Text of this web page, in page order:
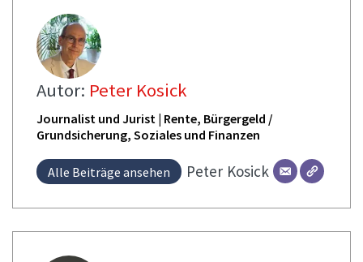
Autor: Peter Kosick
Journalist und Jurist | Rente, Bürgergeld /
Grundsicherung, Soziales und Finanzen
Alle Beiträge ansehen Peter Kosick